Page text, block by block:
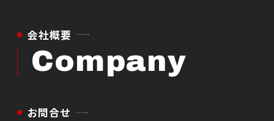
会社概要
Company
お問合せ